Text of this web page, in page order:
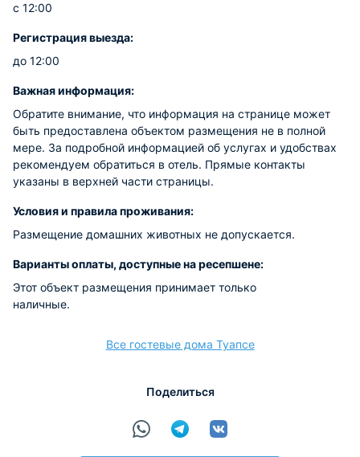
с 12:00
Регистрация выезда:
до 12:00
Важная информация:
Обратите внимание, что информация на странице может
быть предоставлена объектом размещения не в полной
мере. За подробной информацией об услугах и удобствах
рекомендуем обратиться в отель. Прямые контакты
указаны в верхней части страницы.
Условия и правила проживания:
Размещение домашних животных не допускается.
Варианты оплаты, доступные на ресепшене:
Этот объект размещения принимает только
наличные.
Все гостевые дома Туапсе
Поделиться